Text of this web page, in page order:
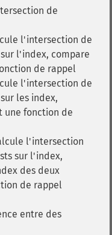
de
l'intersection de
l'index, compare
de rappel
l'intersection de
les index,
une fonction de
l'intersection
sur l'index,
des deux
de rappel
entre des